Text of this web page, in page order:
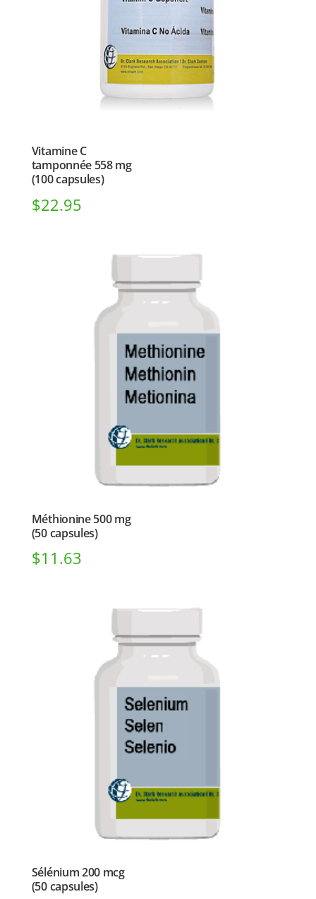
Vitamine C
tamponnée 558 mg
(100 capsules)
$22.95
Méthionine 500 mg
(50 capsules)
$11.63
Sélénium 200 mcg
(50 capsules)